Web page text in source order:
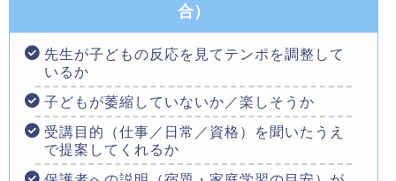
合）
先生が子どもの反応を見てテンポを調整して
いるか
子どもが萎縮していないか／楽しそうか
受講目的（仕事／日常／資格）を聞いたうえ
で提案してくれるか